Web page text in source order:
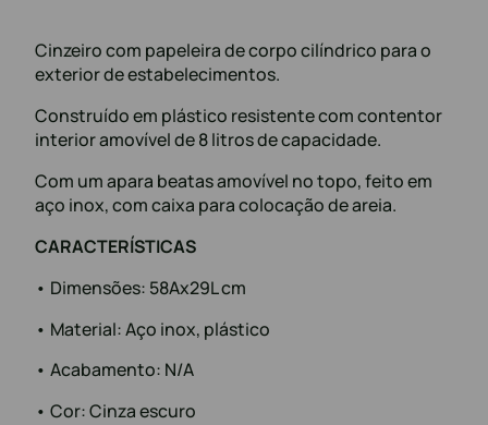
Cinzeiro com papeleira de corpo cilíndrico para o
exterior de estabelecimentos.
Construído em plástico resistente com contentor
interior amovível de 8 litros de capacidade.
Com um apara beatas amovível no topo, feito em
aço inox, com caixa para colocação de areia.
CARACTERÍSTICAS
• Dimensões: 58Ax29L cm
• Material: Aço inox, plástico
• Acabamento: N/A
• Cor: Cinza escuro